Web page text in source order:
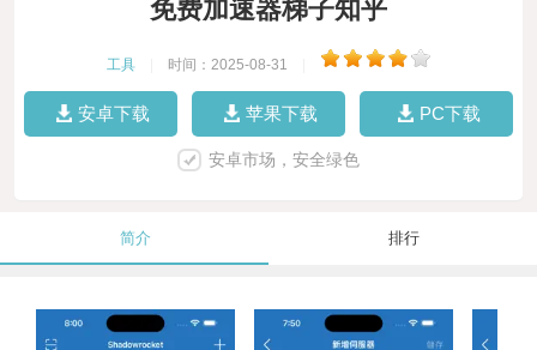
免费加速器梯子知乎
工具 时间：2025-08-31
安卓下载 苹果下载 PC下载
安卓市场，安全绿色
简介 排行